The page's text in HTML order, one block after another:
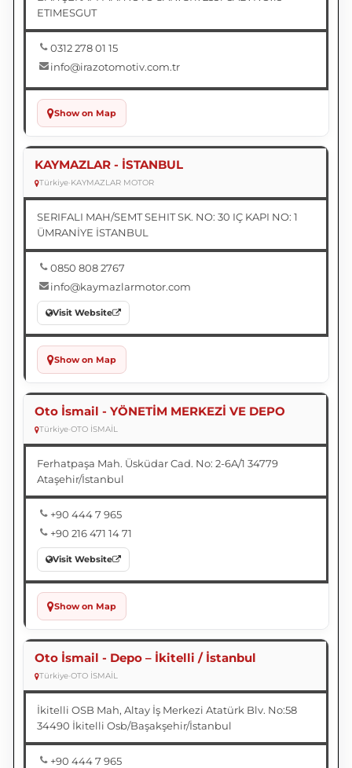
ETIMESGUT
0312 278 01 15
info@irazotomotiv.com.tr
Show on Map
KAYMAZLAR - İSTANBUL
Türkiye•KAYMAZLAR MOTOR
SERIFALI MAH/SEMT SEHIT SK. NO: 30 IÇ KAPI NO: 1
ÜMRANİYE İSTANBUL
0850 808 2767
info@kaymazlarmotor.com
Visit Website
Show on Map
Oto İsmail - YÖNETİM MERKEZİ VE DEPO
Türkiye•OTO İSMAİL
Ferhatpaşa Mah. Üsküdar Cad. No: 2-6A/1 34779
Ataşehir/İstanbul
+90 444 7 965
+90 216 471 14 71
Visit Website
Show on Map
Oto İsmail - Depo – İkitelli / İstanbul
Türkiye•OTO İSMAİL
İkitelli OSB Mah, Altay İş Merkezi Atatürk Blv. No:58
34490 İkitelli Osb/Başakşehir/İstanbul
+90 444 7 965